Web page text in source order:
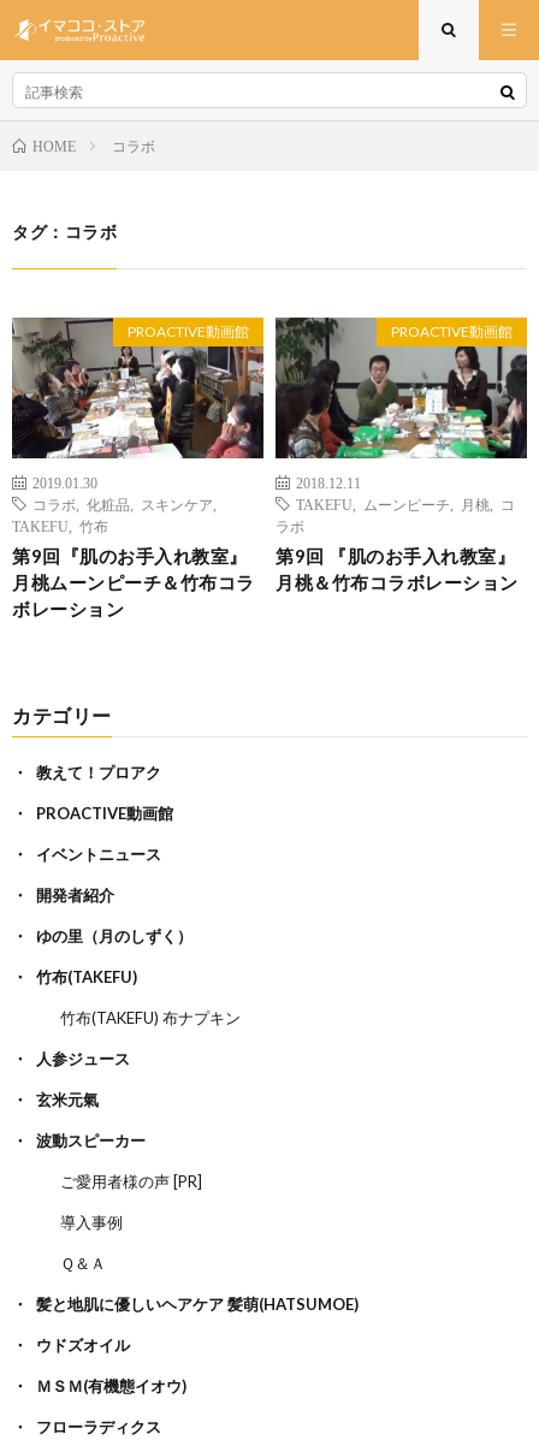
HOME コラボ
タグ：コラボ
PROACTIVE動画館
2019.01.30
コラボ
化粧品 スキンケア
TAKEFU
竹布
第9回『肌のお手入れ教室』
月桃ムーンピーチ＆竹布コラ
ボレーション
PROACTIVE動画館
2018.12.11
TAKEFU
ムーンピーチ 月桃
コ
ラボ
第9回 『肌のお手入れ教室』
月桃＆竹布コラボレーション
カテゴリー
教えて！プロアク
PROACTIVE動画館
イベントニュース
開発者紹介
ゆの里（月のしずく）
竹布(TAKEFU)
竹布(TAKEFU) 布ナプキン
人参ジュース
玄米元氣
波動スピーカー
ご愛用者様の声 [PR]
導入事例
Ｑ＆Ａ
髪と地肌に優しいヘアケア 髪萌(HATSUMOE)
ウドズオイル
ＭＳＭ(有機態イオウ)
フローラディクス